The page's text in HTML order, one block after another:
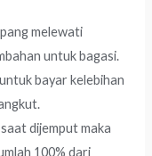
melewati
untuk bagasi.
bayar kelebihan
dijemput maka
100% dari